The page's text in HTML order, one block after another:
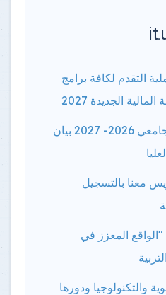
التقدم لكافة برامج
الجديدة 2027
اللائحة المالية للعام الجامعي 2026- 2027 بيان
معنا بالتسجيل
المعزز في
والتكنولوجيا ودورها